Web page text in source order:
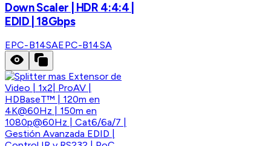
Down Scaler | HDR 4:4:4 |
EDID | 18Gbps
EPC-B14SAEPC-B14SA